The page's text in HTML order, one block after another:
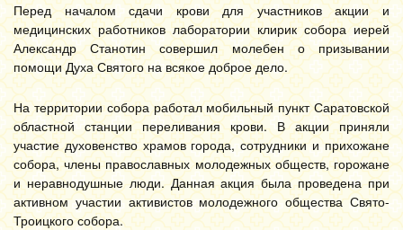
Перед началом сдачи крови для участников акции и
медицинских работников лаборатории клирик собора иерей
Александр Станотин совершил молебен о призывании
помощи Духа Святого на всякое доброе дело.
На территории собора работал мобильный пункт Саратовской
областной станции переливания крови. В акции приняли
участие духовенство храмов города, сотрудники и прихожане
собора, члены православных молодежных обществ, горожане
и неравнодушные люди. Данная акция была проведена при
активном участии активистов молодежного общества Свято-
Троицкого собора.